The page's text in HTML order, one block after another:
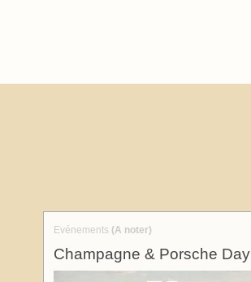
Evénements (A noter)
Champagne & Porsche Day